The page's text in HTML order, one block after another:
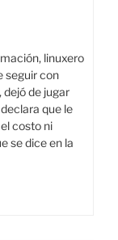
linuxero
seguir con
de jugar
que le
costo ni
se dice en la